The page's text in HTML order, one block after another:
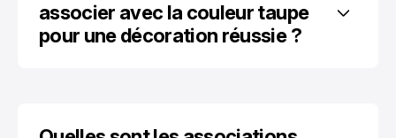
associer avec la couleur taupe
pour une décoration réussie ?